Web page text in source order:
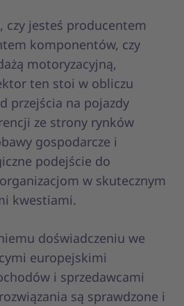
czy jesteś producentem
komponentów, czy
motoryzacyjną,
ten stoi w obliczu
przejścia na pojazdy
ze strony rynków
gospodarcze i
podejście do
w skutecznym
kwestiami.
doświadczeniu we
europejskimi
i sprzedawcami
są sprawdzone i